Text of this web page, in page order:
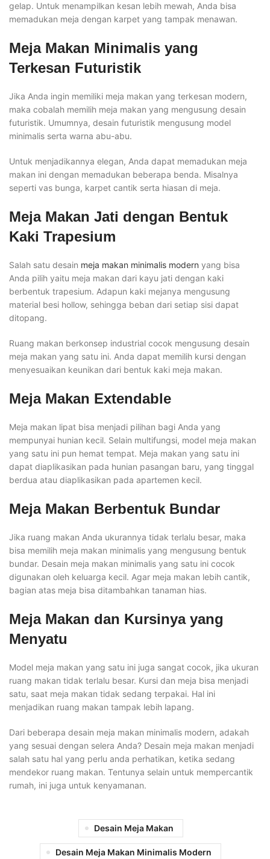
gelap. Untuk menampilkan kesan lebih mewah, Anda bisa
memadukan meja dengan karpet yang tampak menawan.
Meja Makan Minimalis yang
Terkesan Futuristik
Jika Anda ingin memiliki meja makan yang terkesan modern,
maka cobalah memilih meja makan yang mengusung desain
futuristik. Umumnya, desain futuristik mengusung model
minimalis serta warna abu-abu.
Untuk menjadikannya elegan, Anda dapat memadukan meja
makan ini dengan memadukan beberapa benda. Misalnya
seperti vas bunga, karpet cantik serta hiasan di meja.
Meja Makan Jati dengan Bentuk
Kaki Trapesium
Salah satu desain meja makan minimalis modern yang bisa
Anda pilih yaitu meja makan dari kayu jati dengan kaki
berbentuk trapesium. Adapun kaki mejanya mengusung
material besi hollow, sehingga beban dari setiap sisi dapat
ditopang.
Ruang makan berkonsep industrial cocok mengusung desain
meja makan yang satu ini. Anda dapat memilih kursi dengan
menyesuaikan keunikan dari bentuk kaki meja makan.
Meja Makan Extendable
Meja makan lipat bisa menjadi pilihan bagi Anda yang
mempunyai hunian kecil. Selain multifungsi, model meja makan
yang satu ini pun hemat tempat. Meja makan yang satu ini
dapat diaplikasikan pada hunian pasangan baru, yang tinggal
berdua atau diaplikasikan pada apartemen kecil.
Meja Makan Berbentuk Bundar
Jika ruang makan Anda ukurannya tidak terlalu besar, maka
bisa memilih meja makan minimalis yang mengusung bentuk
bundar. Desain meja makan minimalis yang satu ini cocok
digunakan oleh keluarga kecil. Agar meja makan lebih cantik,
bagian atas meja bisa ditambahkan tanaman hias.
Meja Makan dan Kursinya yang
Menyatu
Model meja makan yang satu ini juga sangat cocok, jika ukuran
ruang makan tidak terlalu besar. Kursi dan meja bisa menjadi
satu, saat meja makan tidak sedang terpakai. Hal ini
menjadikan ruang makan tampak lebih lapang.
Dari beberapa desain meja makan minimalis modern, adakah
yang sesuai dengan selera Anda? Desain meja makan menjadi
salah satu hal yang perlu anda perhatikan, ketika sedang
mendekor ruang makan. Tentunya selain untuk mempercantik
rumah, ini juga untuk kenyamanan.
Desain Meja Makan
Desain Meja Makan Minimalis Modern